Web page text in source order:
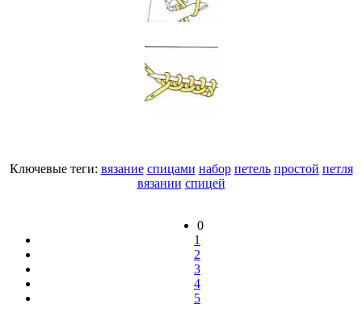
Ключевые теги: вязание спицами набор петель простой петля
вязании спицей
0
1
2
3
4
5